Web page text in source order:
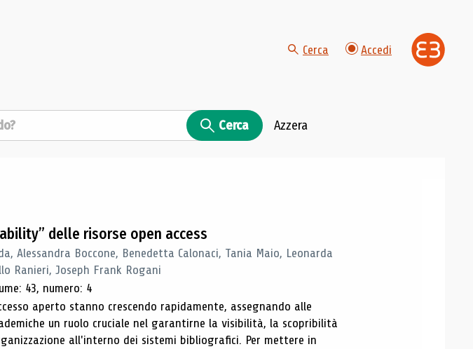
Cerca Accedi
Cerca Azzera
delle risorse open access
Alessandra Boccone, Benedetta Calonaci, Tania Maio, Leonarda
Ranieri, Joseph Frank Rogani
43, numero: 4
aperto stanno crescendo rapidamente, assegnando alle
un ruolo cruciale nel garantirne la visibilità, la scopribilità
all'interno dei sistemi bibliografici. Per mettere in